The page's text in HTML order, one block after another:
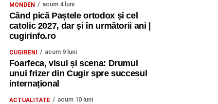
MONDEN acum 4 luni
Când pică Paștele ortodox și cel
catolic 2027, dar și în următorii ani |
cugirinfo.ro
CUGIRENI acum 9 luni
Foarfeca, visul și scena: Drumul
unui frizer din Cugir spre succesul
internațional
ACTUALITATE acum 10 luni